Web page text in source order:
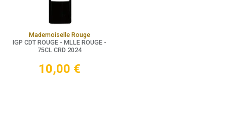
Mademoiselle Rouge
IGP CDT ROUGE - MLLE ROUGE -
75CL CRD 2024
10,00 €